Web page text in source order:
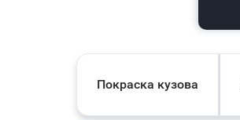
Покраска кузова